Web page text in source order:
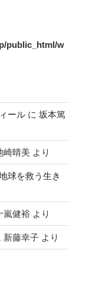
public_html/w
ール に 坂本篤
崎晴美 より
球を救う生き
嵐健裕 より
新藤幸子 より